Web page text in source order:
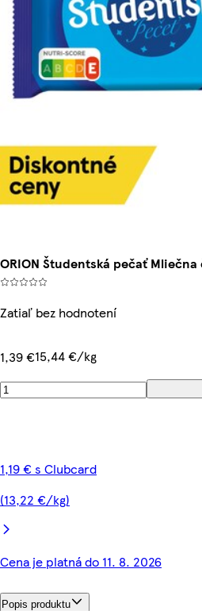
ORION Študentská pečať
Zatiaľ bez hodnotení
1,39 €15,44 €/kg
1,19 € s Clubcard
(13,22 €/kg)
Cena je platná do 11. 8. 2026
Popis produktu